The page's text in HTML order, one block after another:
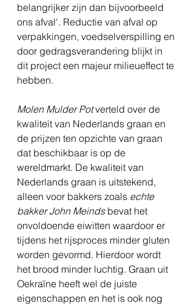
belangrijker zijn dan bijvoorbeeld
ons afval'. Reductie van afval op
verpakkingen, voedselverspilling en
door gedragsverandering blijkt in
dit project een majeur milieueffect te
hebben.
Molen Mulder Pot verteld over de
kwaliteit van Nederlands graan en
de prijzen ten opzichte van graan
dat beschikbaar is op de
wereldmarkt. De kwaliteit van
Nederlands graan is uitstekend,
alleen voor bakkers zoals echte
bakker John Meinds bevat het
onvoldoende eiwitten waardoor er
tijdens het rijsproces minder gluten
worden gevormd. Hierdoor wordt
het brood minder luchtig. Graan uit
Oekraïne heeft wel de juiste
eigenschappen en het is ook nog